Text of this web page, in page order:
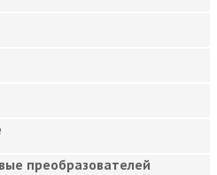
преобразователей